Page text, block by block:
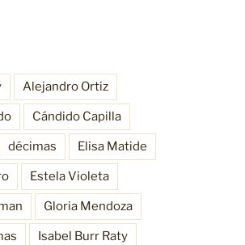
Alejandro Ortiz
Cándido Capilla
décimas Elisa Matide
Estela Violeta
Gloria Mendoza
Isabel Burr Raty